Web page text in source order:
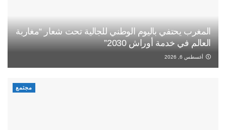
المغرب يحتفي باليوم الوطني للجالية تحت شعار “مغاربة
العالم في خدمة أوراش 2030”
أغسطس 6, 2026
مجتمع